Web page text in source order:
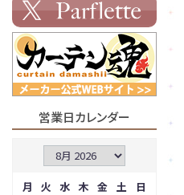
営業日カレンダー
月 火 水 木 金 土
日